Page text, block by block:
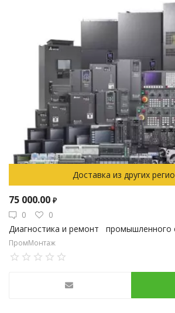
Доставка из других
75 000.00 ₽
0
0
Диагностика и ремонт промышленного
ПромМонтаж